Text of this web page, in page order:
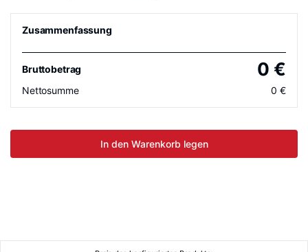
Zusammenfassung
Bruttobetrag 0 €
Nettosumme 0 €
In den Warenkorb legen